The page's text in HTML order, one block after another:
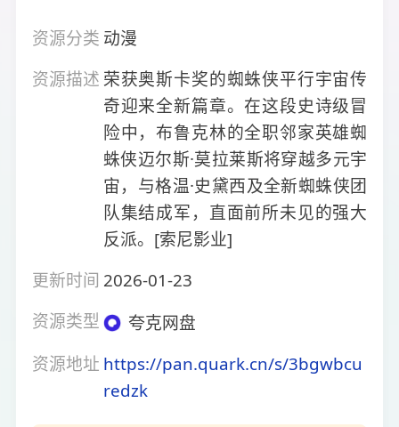
资源分类 动漫
资源描述荣获奥斯卡奖的蜘蛛侠平行宇宙传
奇迎来全新篇章。在这段史诗级冒
险中，布鲁克林的全职邻家英雄蜘
蛛侠迈尔斯·莫拉莱斯将穿越多元宇
宙，与格温·史黛西及全新蜘蛛侠团
队集结成军，直面前所未见的强大
反派。[索尼影业]
更新时间 2026-01-23
资源类型
夸克网盘
资源地址 https://pan.quark.cn/s/3bgwbcu
redzk